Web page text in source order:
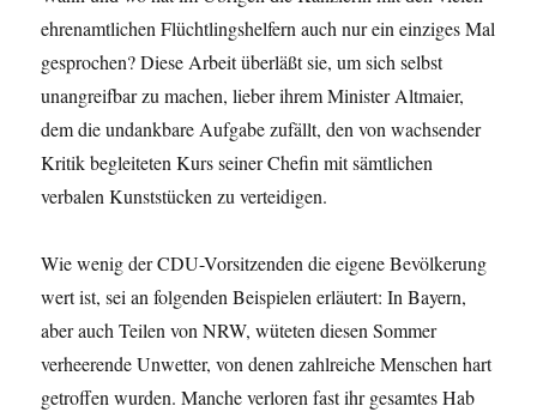
ehrenamtlichen Flüchtlingshelfern auch nur ein einziges Mal
gesprochen? Diese Arbeit überläßt sie, um sich selbst
unangreifbar zu machen, lieber ihrem Minister Altmaier,
dem die undankbare Aufgabe zufällt, den von wachsender
Kritik begleiteten Kurs seiner Chefin mit sämtlichen
verbalen Kunststücken zu verteidigen.
Wie wenig der CDU-Vorsitzenden die eigene Bevölkerung
wert ist, sei an folgenden Beispielen erläutert: In Bayern,
aber auch Teilen von NRW, wüteten diesen Sommer
verheerende Unwetter, von denen zahlreiche Menschen hart
getroffen wurden. Manche verloren fast ihr gesamtes Hab